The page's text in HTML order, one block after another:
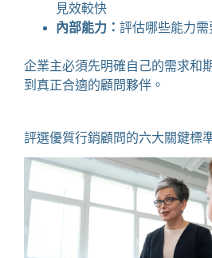
見效較快
內部能力： 評估哪些能力需
企業主必須先明確自己的需求和
到真正合適的顧問夥伴。
評選優質行銷顧問的六大關鍵標